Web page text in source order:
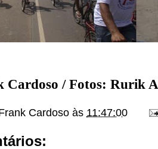
Cardoso / Fotos: Rurik
Cardoso às 11:47:00